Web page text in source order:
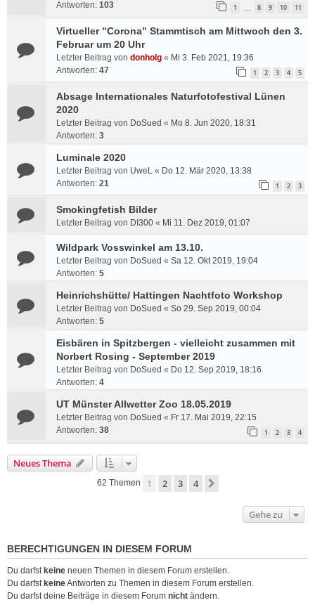
Antworten: 103 1 8 9 10 11
Virtueller "Corona" Stammtisch am Mittwoch den 3.
Februar um 20 Uhr
Letzter Beitrag von donholg « Mi 3. Feb 2021, 19:36
Antworten: 47 1 2 3 4 5
Absage Internationales Naturfotofestival Lünen
2020
Letzter Beitrag von DoSued « Mo 8. Jun 2020, 18:31
Antworten: 3
Luminale 2020
Letzter Beitrag von UweL « Do 12. Mär 2020, 13:38
Antworten: 21 1 2 3
Smokingfetish Bilder
Letzter Beitrag von DI300 « Mi 11. Dez 2019, 01:07
Wildpark Vosswinkel am 13.10.
Letzter Beitrag von DoSued « Sa 12. Okt 2019, 19:04
Antworten: 5
Heinrichshütte/ Hattingen Nachtfoto Workshop
Letzter Beitrag von DoSued « So 29. Sep 2019, 00:04
Antworten: 5
Eisbären in Spitzbergen - vielleicht zusammen mit
Norbert Rosing - September 2019
Letzter Beitrag von DoSued « Do 12. Sep 2019, 18:16
Antworten: 4
UT Münster Allwetter Zoo 18.05.2019
Letzter Beitrag von DoSued « Fr 17. Mai 2019, 22:15
Antworten: 38 1 2 3 4
Neues Thema
62 Themen 1 2 3 4
Gehe zu
BERECHTIGUNGEN IN DIESEM FORUM
Du darfst keine neuen Themen in diesem Forum erstellen.
Du darfst keineAntworten zu Themen in diesem Forum erstellen.
Du darfst deine Beiträge in diesem Forum nicht ändern.